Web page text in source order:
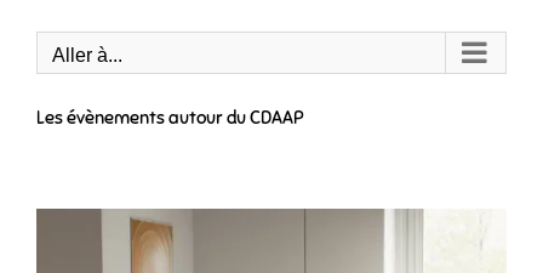
Aller à...
Les évènements autour du CDAAP